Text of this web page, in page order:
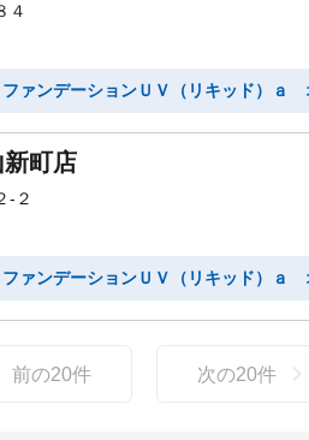
４
ァンデーションＵＶ（リキッド）ａ
町店
-２
ァンデーションＵＶ（リキッド）ａ
前の20件 次の20件